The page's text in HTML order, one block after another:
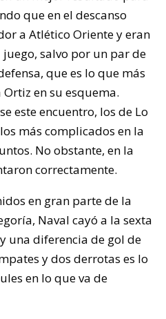
que en el descanso
a Atlético Oriente y eran
salvo por un par de
que es lo que más
en su esquema.
este encuentro, los de Lo
más complicados en la
No obstante, en la
correctamente.
en gran parte de la
Naval cayó a la sexta
una diferencia de gol de
y dos derrotas es lo
en lo que va de